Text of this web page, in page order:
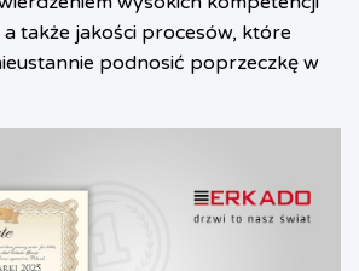
a także jakości procesów, które
podnosić poprzeczkę w